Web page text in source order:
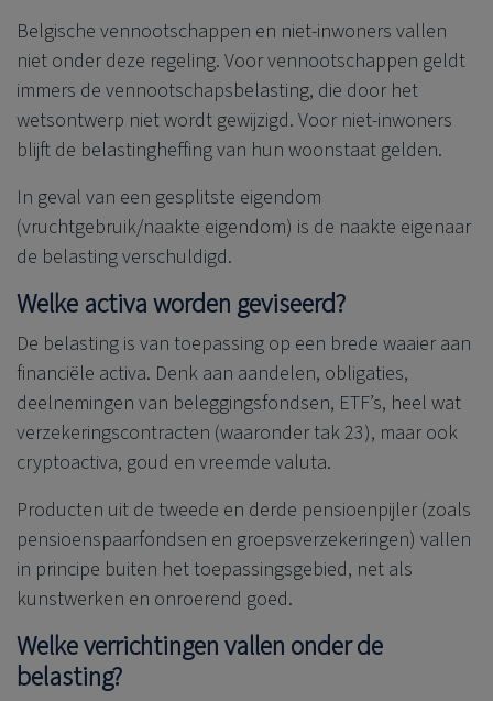
Belgische vennootschappen en niet-inwoners vallen
niet onder deze regeling. Voor vennootschappen geldt
immers de vennootschapsbelasting, die door het
wetsontwerp niet wordt gewijzigd. Voor niet-inwoners
blijft de belastingheffing van hun woonstaat gelden.
In geval van een gesplitste eigendom
(vruchtgebruik/naakte eigendom) is de naakte eigenaar
de belasting verschuldigd.
Welke activa worden geviseerd?
De belasting is van toepassing op een brede waaier aan
financiële activa. Denk aan aandelen, obligaties,
deelnemingen van beleggingsfondsen, ETF’s, heel wat
verzekeringscontracten (waaronder tak 23), maar ook
cryptoactiva, goud en vreemde valuta.
Producten uit de tweede en derde pensioenpijler (zoals
pensioenspaarfondsen en groepsverzekeringen) vallen
in principe buiten het toepassingsgebied, net als
kunstwerken en onroerend goed.
Welke verrichtingen vallen onder de
belasting?